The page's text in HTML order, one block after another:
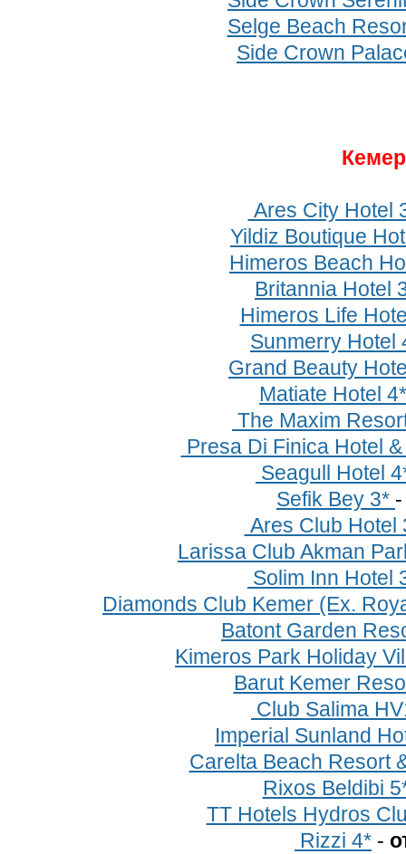
Selge Beach
Side Crown
Ares City Hotel
Yildiz Boutique
Himeros Beach
Britannia Hotel
Himeros Life
Sunmerry Hotel
Grand Beauty
Matiate Hotel 4*
The Maxim
Presa Di Finica Hotel
Seagull Hotel
Sefik Bey 3*
Ares Club Hotel
Larissa Club Akman
Solim Inn Hotel
Diamonds Club Kemer (Ex.
Batont Garden
Kimeros Park Holiday
Barut Kemer
Club Salima
Imperial Sunland
Carelta Beach Resort
Rixos Beldibi
TT Hotels Hydros
Rizzi 4* -